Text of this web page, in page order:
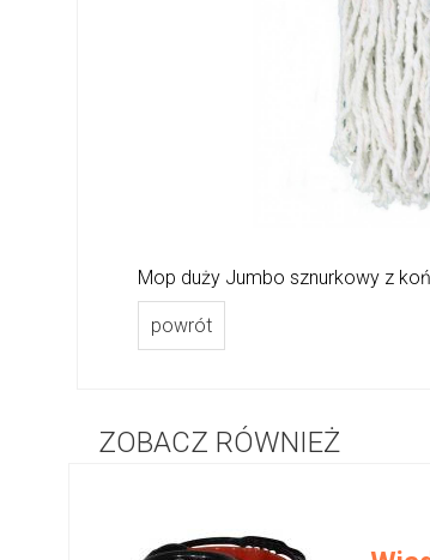
Mop duży Jumbo sznurkowy z
powrót
ZOBACZ RÓWNIEŻ